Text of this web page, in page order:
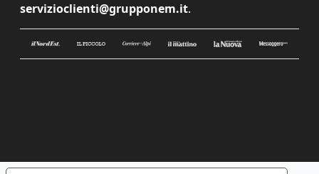
servizioclienti@grupponem.it.